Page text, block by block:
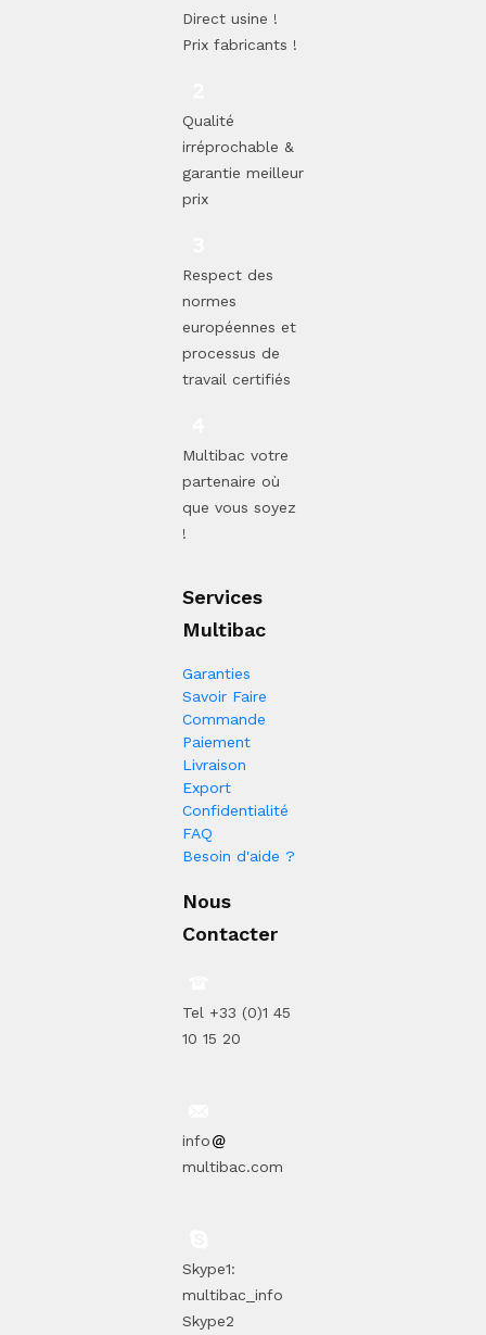
Direct usine !
Prix fabricants !
Qualité
irréprochable &
garantie meilleur
prix
Respect des
normes
européennes et
processus de
travail certifiés
Multibac votre
partenaire où
que vous soyez
!
Services
Multibac
Garanties
Savoir Faire
Commande
Paiement
Livraison
Export
Confidentialité
FAQ
Besoin d'aide ?
Nous
Contacter
Tel +33 (0)1 45
10 15 20
info
multibac.com
Skype1:
multibac_info
Skype2